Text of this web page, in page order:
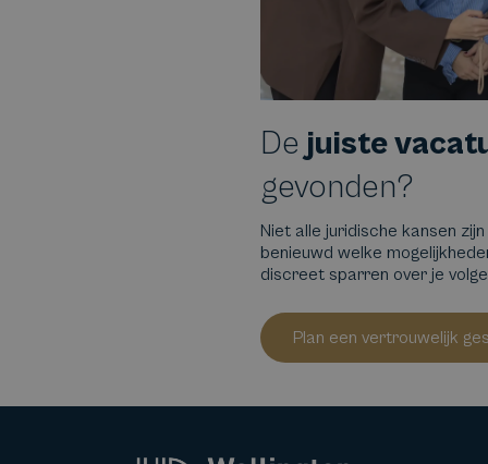
De juiste
gevonden?
Niet alle juridische kansen
benieuwd welke
discreet sparren over je
Plan een vertrouwelijk